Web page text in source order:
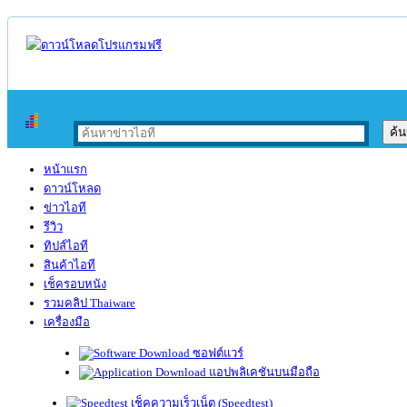
หน้าแรก
ดาวน์โหลด
ข่าวไอที
รีวิว
ทิปส์ไอที
สินค้าไอที
เช็ครอบหนัง
รวมคลิป Thaiware
เครื่องมือ
ซอฟต์แวร์
แอปพลิเคชันบนมือถือ
เช็คความเร็วเน็ต (Speedtest)